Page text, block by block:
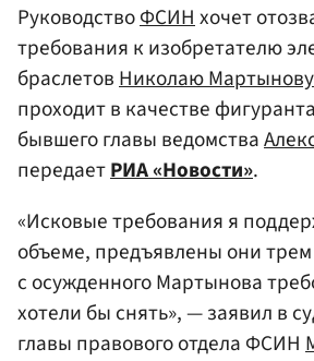
РуководствоФСИНхочет
требования к изобретателю
браслетовНиколаю Мартынову
проходит в качестве
бывшего главы ведомства
передаетРИА «Новости».
«Исковые требования я
объеме, предъявлены они
с осужденного Мартынова
хотели бы снять», — заявил в
главы правового отдела ФСИН